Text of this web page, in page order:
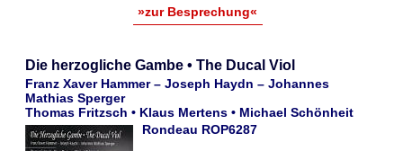
»zur Besprechung«
Die herzogliche Gambe • The Ducal Viol
Franz Xaver Hammer – Joseph Haydn – Johannes
Mathias Sperger
Thomas Fritzsch • Klaus Mertens • Michael Schönheit
Rondeau ROP6287